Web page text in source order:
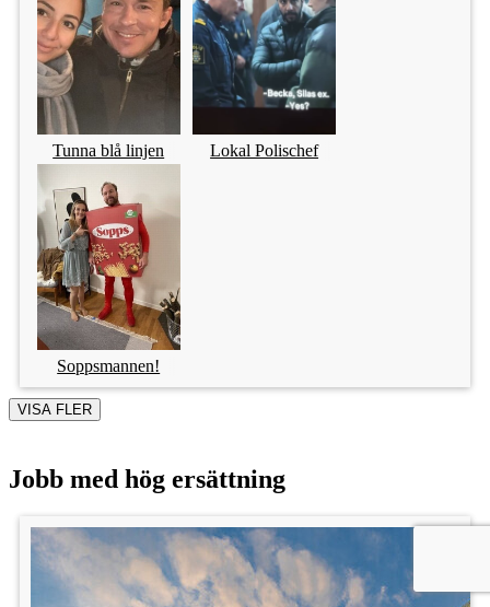
Tunna blå linjen Lokal Polischef
Soppsmannen!
VISA FLER
Jobb med hög ersättning